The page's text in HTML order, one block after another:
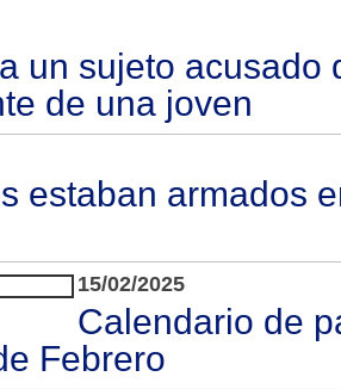
un sujeto acusado
de una joven
estaban armados
15/02/2025
Calendario de
Febrero